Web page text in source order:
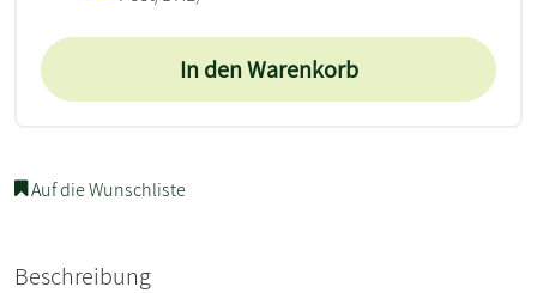
In den Warenkorb
Auf die Wunschliste
Beschreibung